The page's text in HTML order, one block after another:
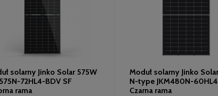
solarny Jinko Solar 575W
72HL4-BDV SF
rama
Moduł solarny Jinko
N-type JKM480N-
Czarna rama